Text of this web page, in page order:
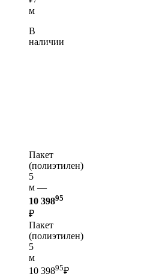
м
В
наличии
Пакет
(полиэтилен)
5
м —
10 39895
₽
Пакет
(полиэтилен)
5
м
10 39895₽